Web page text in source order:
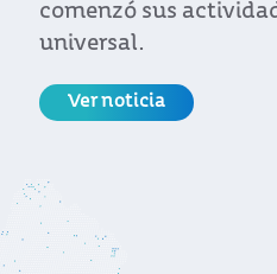
comenzó sus
universal.
Ver noticia